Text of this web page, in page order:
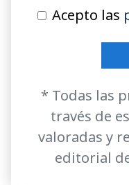
Acepto las
* Todas las
través de
valoradas y
editorial